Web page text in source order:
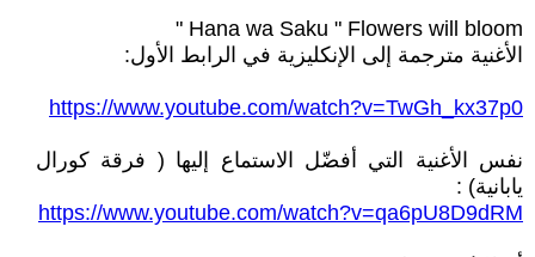
Hana wa Saku " Flowers will bloom "
الأغنية مترجمة إلى الإنكليزية في الرابط الأول:
https://www.youtube.com/watch?v=TwGh_kx37p0
نفس الأغنية التي أفضّل الاستماع إليها ( فرقة كورال
يابانية) :
https://www.youtube.com/watch?v=qa6pU8D9dRM